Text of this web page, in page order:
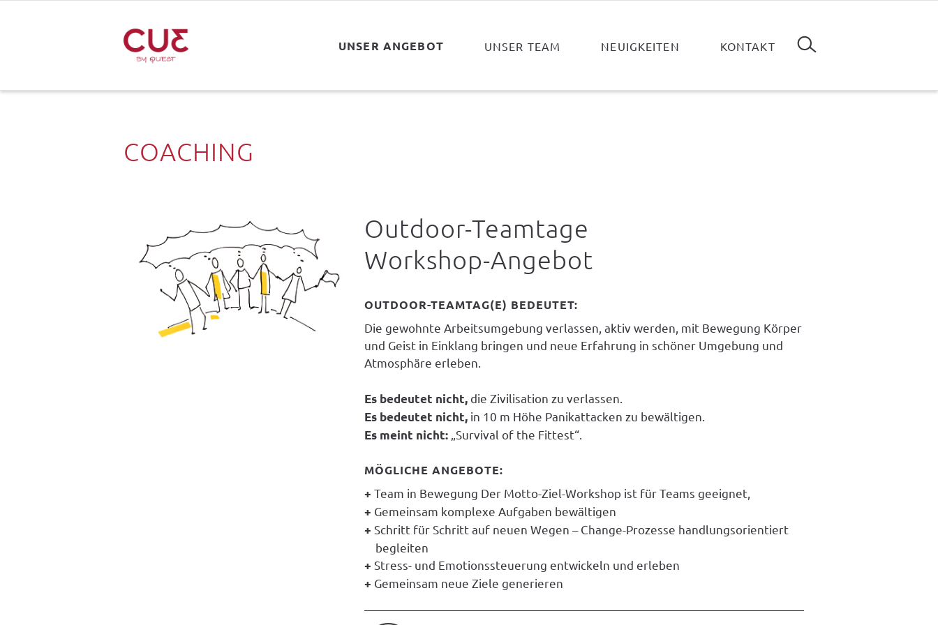
UNSER ANGEBOT UNSER TEAM NEUIGKEITEN KONTAKT
Suchen
COACHING
Outdoor-Teamtage
Workshop-Angebot
OUTDOOR-TEAMTAG(E) BEDEUTET:
Die gewohnte Arbeitsumgebung verlassen, aktiv werden, mit Bewegung Körper
und Geist in Einklang bringen und neue Erfahrung in schöner Umgebung und
Atmosphäre erleben.
Es bedeutet nicht,die Zivilisation zu verlassen.
Es bedeutet nicht, in 10 m Höhe Panikattacken zu bewältigen.
Es meint nicht: „Survival of the Fittest“.
MÖGLICHE ANGEBOTE:
Team in Bewegung Der Motto-Ziel-Workshop ist für Teams geeignet,
Gemeinsam komplexe Aufgaben bewältigen
Schritt für Schritt auf neuen Wegen – Change-Prozesse handlungsorientiert
begleiten
Stress- und Emotionssteuerung entwickeln und erleben
Gemeinsam neue Ziele generieren